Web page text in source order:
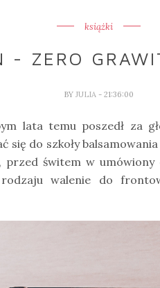
książki
- ZERO
BY JULIA - 21:36:00
lata temu poszedł za
się do szkoły
przed świtem w
walenie do